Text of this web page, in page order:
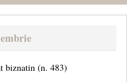
biznatin (n. 483)